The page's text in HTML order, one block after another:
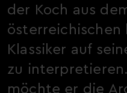
der Koch aus
österreichischen
Klassiker auf
zu
möchte er die